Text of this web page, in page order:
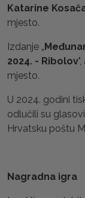
Katarine
mjesto.
Izdanje „
2024. - Ribolov
mjesto.
U 2024. godini
odlučili su
Hrvatsku poštu
Nagradna igra